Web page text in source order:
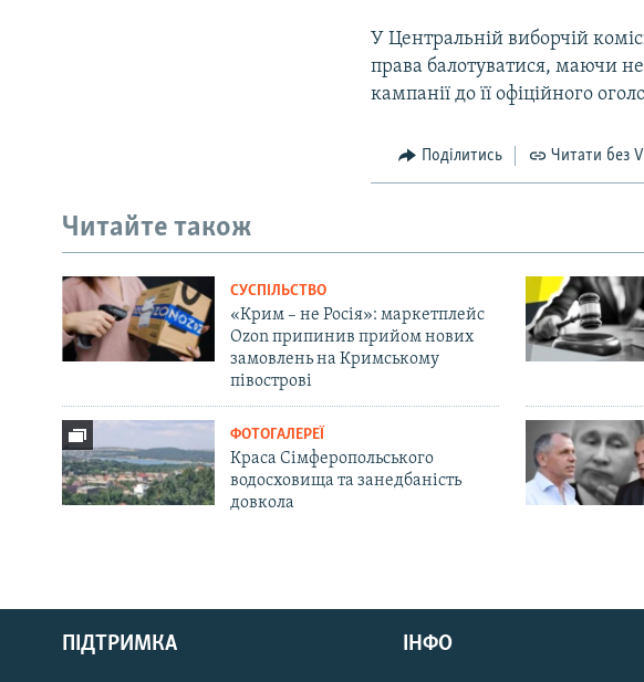
Русский
Qırımtatar
У Центральній виборчій
права балотуватися, маючи
кампанії до її офіційного
Поділитись Читати без
Читайте також
СУСПІЛЬСТВО
«Крим – не Росія»: маркетплейс
Ozon припинив прийом нових
замовлень на Кримському
півострові
ФОТОГАЛЕРЕЇ
Краса Сімферопольського
водосховища та занедбаність
довкола
ПІДТРИМКА ІНФО